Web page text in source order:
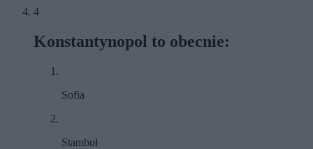
4
Konstantynopol to obecnie:
Sofia
Stambuł